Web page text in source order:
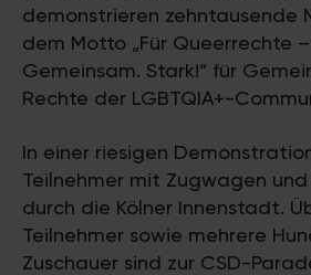
demonstrieren zehntausende
dem Motto „Für Queerrechte –
Gemeinsam. Stark!“ für
Rechte der LGBTQIA+-
In einer riesigen
Teilnehmer mit Zugwagen
durch die Kölner Innenstadt.
Teilnehmer sowie mehrere
Zuschauer sind zur CSD-